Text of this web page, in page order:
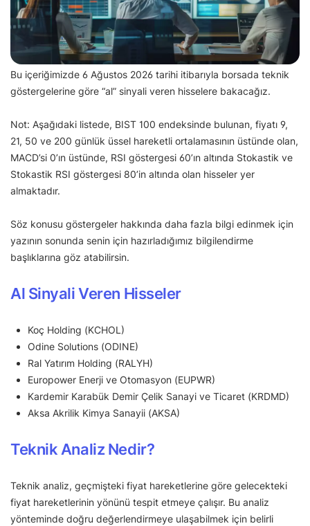
Bu içeriğimizde 6 Ağustos 2026 tarihi itibarıyla borsada teknik
göstergelerine göre “al” sinyali veren hisselere bakacağız.
Not: Aşağıdaki listede, BIST 100 endeksinde bulunan, fiyatı 9,
21, 50 ve 200 günlük üssel hareketli ortalamasının üstünde olan,
MACD’si 0’ın üstünde, RSI göstergesi 60’ın altında Stokastik ve
Stokastik RSI göstergesi 80’in altında olan hisseler yer
almaktadır.
Söz konusu göstergeler hakkında daha fazla bilgi edinmek için
yazının sonunda senin için hazırladığımız bilgilendirme
başlıklarına göz atabilirsin.
Al Sinyali Veren Hisseler
Koç Holding (KCHOL)
Odine Solutions (ODINE)
Ral Yatırım Holding (RALYH)
Europower Enerji ve Otomasyon (EUPWR)
Kardemir Karabük Demir Çelik Sanayi ve Ticaret (KRDMD)
Aksa Akrilik Kimya Sanayii (AKSA)
Teknik Analiz Nedir?
Teknik analiz, geçmişteki fiyat hareketlerine göre gelecekteki
fiyat hareketlerinin yönünü tespit etmeye çalışır. Bu analiz
yönteminde doğru değerlendirmeye ulaşabilmek için belirli